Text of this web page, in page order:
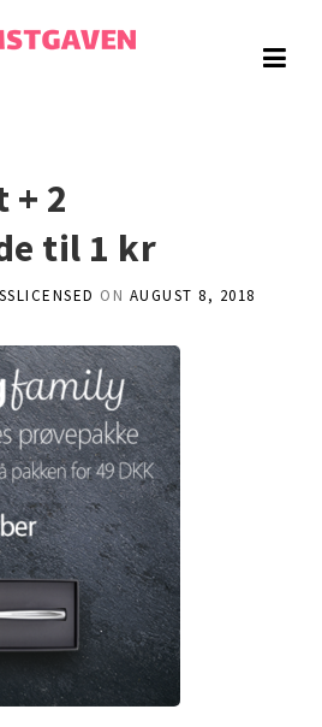
+ 2
til 1 kr
ON AUGUST 8, 2018